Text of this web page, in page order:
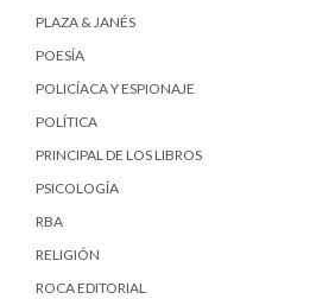
PLAZA & JANÉS
POESÍA
POLICÍACA Y ESPIONAJE
POLÍTICA
PRINCIPAL DE LOS LIBROS
PSICOLOGÍA
RBA
RELIGIÓN
ROCA EDITORIAL